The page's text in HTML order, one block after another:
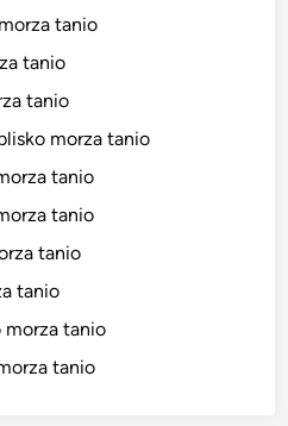
tanio
tanio
tanio
morza tanio
tanio
tanio
tanio
tanio
morza tanio
tanio